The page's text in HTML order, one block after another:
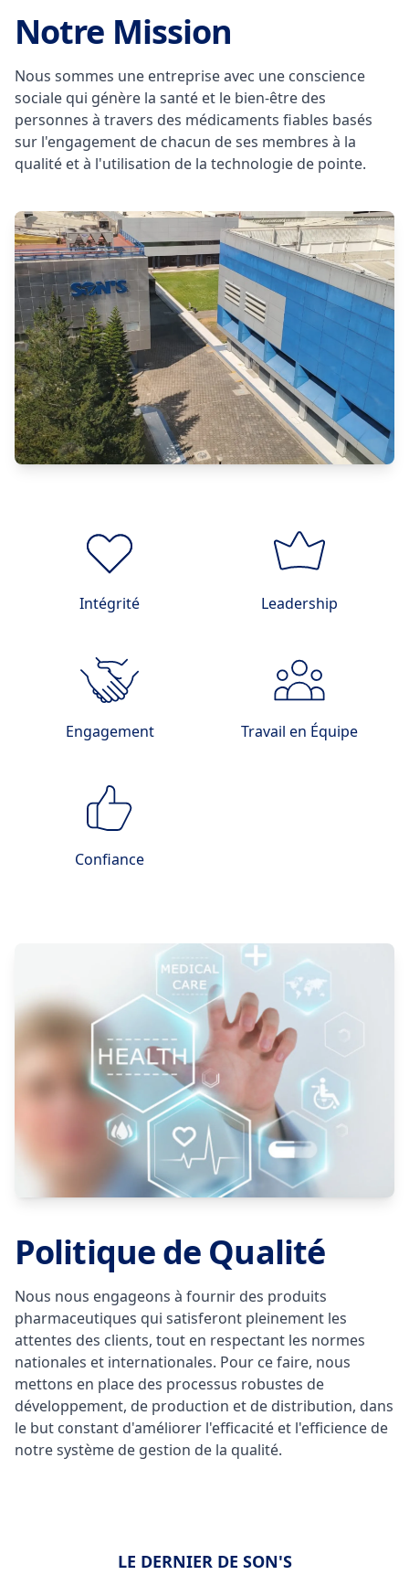
Notre Mission
Nous sommes une entreprise avec une conscience
sociale qui génère la santé et le bien-être des
personnes à travers des médicaments fiables basés
sur l'engagement de chacun de ses membres à la
qualité et à l'utilisation de la technologie de pointe.
Intégrité Leadership
Engagement Travail en Équipe
Confiance
Politique de Qualité
Nous nous engageons à fournir des produits
pharmaceutiques qui satisferont pleinement les
attentes des clients, tout en respectant les normes
nationales et internationales. Pour ce faire, nous
mettons en place des processus robustes de
développement, de production et de distribution, dans
le but constant d'améliorer l'efficacité et l'efficience de
notre système de gestion de la qualité.
LE DERNIER DE SON'S